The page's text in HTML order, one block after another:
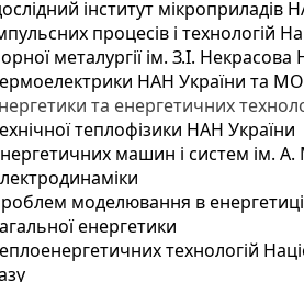
інститут мікроприладів
процесів і технологій
металургії ім. З.І.
НАН України та
та енергетичних
теплофізики НАН України
машин і систем ім.
моделювання в
енергетики
технологій